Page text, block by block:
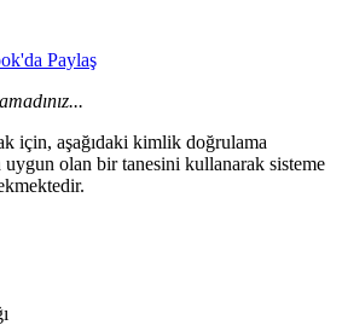
Paylaş
için, aşağıdaki kimlik doğrulama
olan bir tanesini kullanarak sisteme